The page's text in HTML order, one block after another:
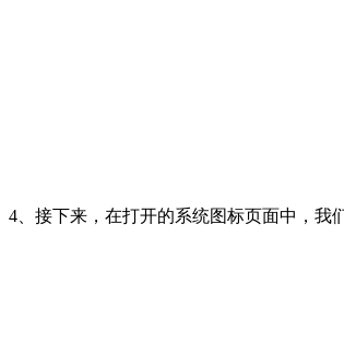
4、接下来，在打开的系统图标页面中，我